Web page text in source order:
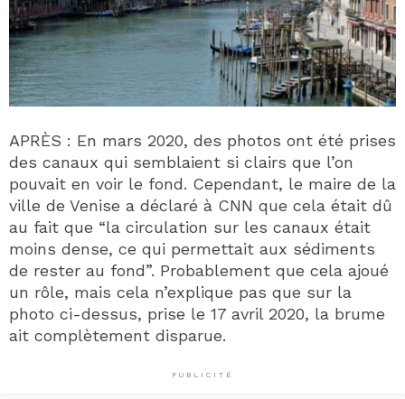
APRÈS : En mars 2020, des photos ont été prises
des canaux qui semblaient si clairs que l’on
pouvait en voir le fond. Cependant, le maire de la
ville de Venise a déclaré à CNN que cela était dû
au fait que “la circulation sur les canaux était
moins dense, ce qui permettait aux sédiments
de rester au fond”. Probablement que cela ajoué
un rôle, mais cela n’explique pas que sur la
photo ci-dessus, prise le 17 avril 2020, la brume
ait complètement disparue.
PUBLICITÉ